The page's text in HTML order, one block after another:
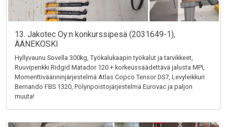
13. Jakotec Oy:n konkurssipesä (2031649-1),
ÄÄNEKOSKI
Hyllyvaunu Sovella 300kg, Työkalukaapin työkalut ja tarvikkeet,
Ruuvipenkki Ridgid Matador 120 + korkeussäädettävä jalusta MPI,
Momenttiväänninjärjestelmä Atlas Copco Tensor DS7, Levyleikkuri
Bernando FBS 1320, Pölynpoistojärjestelmä Eurovac ja paljon
muuta!